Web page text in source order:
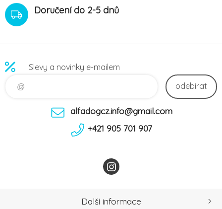
Doručení do 2-5 dnů
Slevy a novinky e-mailem
odebírat
alfadogcz.info@gmail.com
+421 905 701 907
Další informace